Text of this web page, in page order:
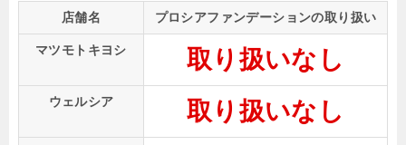
店舗名 プロシアファンデーションの取り扱い
マツモトキヨシ 取り扱いなし
ウェルシア 取り扱いなし